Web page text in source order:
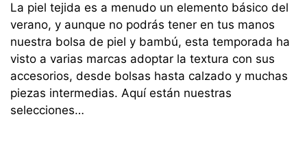
La piel tejida es a menudo un elemento básico del
verano, y aunque no podrás tener en tus manos
nuestra bolsa de piel y bambú, esta temporada ha
visto a varias marcas adoptar la textura con sus
accesorios, desde bolsas hasta calzado y muchas
piezas intermedias. Aquí están nuestras
selecciones…